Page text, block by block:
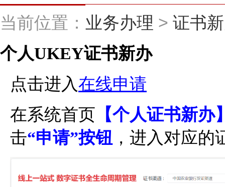
当前位置： 业务办理 > 证书
个人UKEY证书新办
点击进入在线申请
在系统首页 【个人证书新办
击“申请”按钮 ，进入对应的